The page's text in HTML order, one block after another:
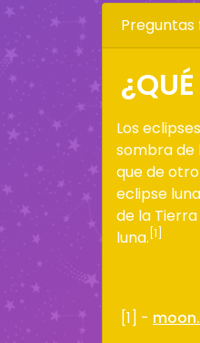
Los
sombra de
que de
eclipse
de la
luna. [1]
[1] -